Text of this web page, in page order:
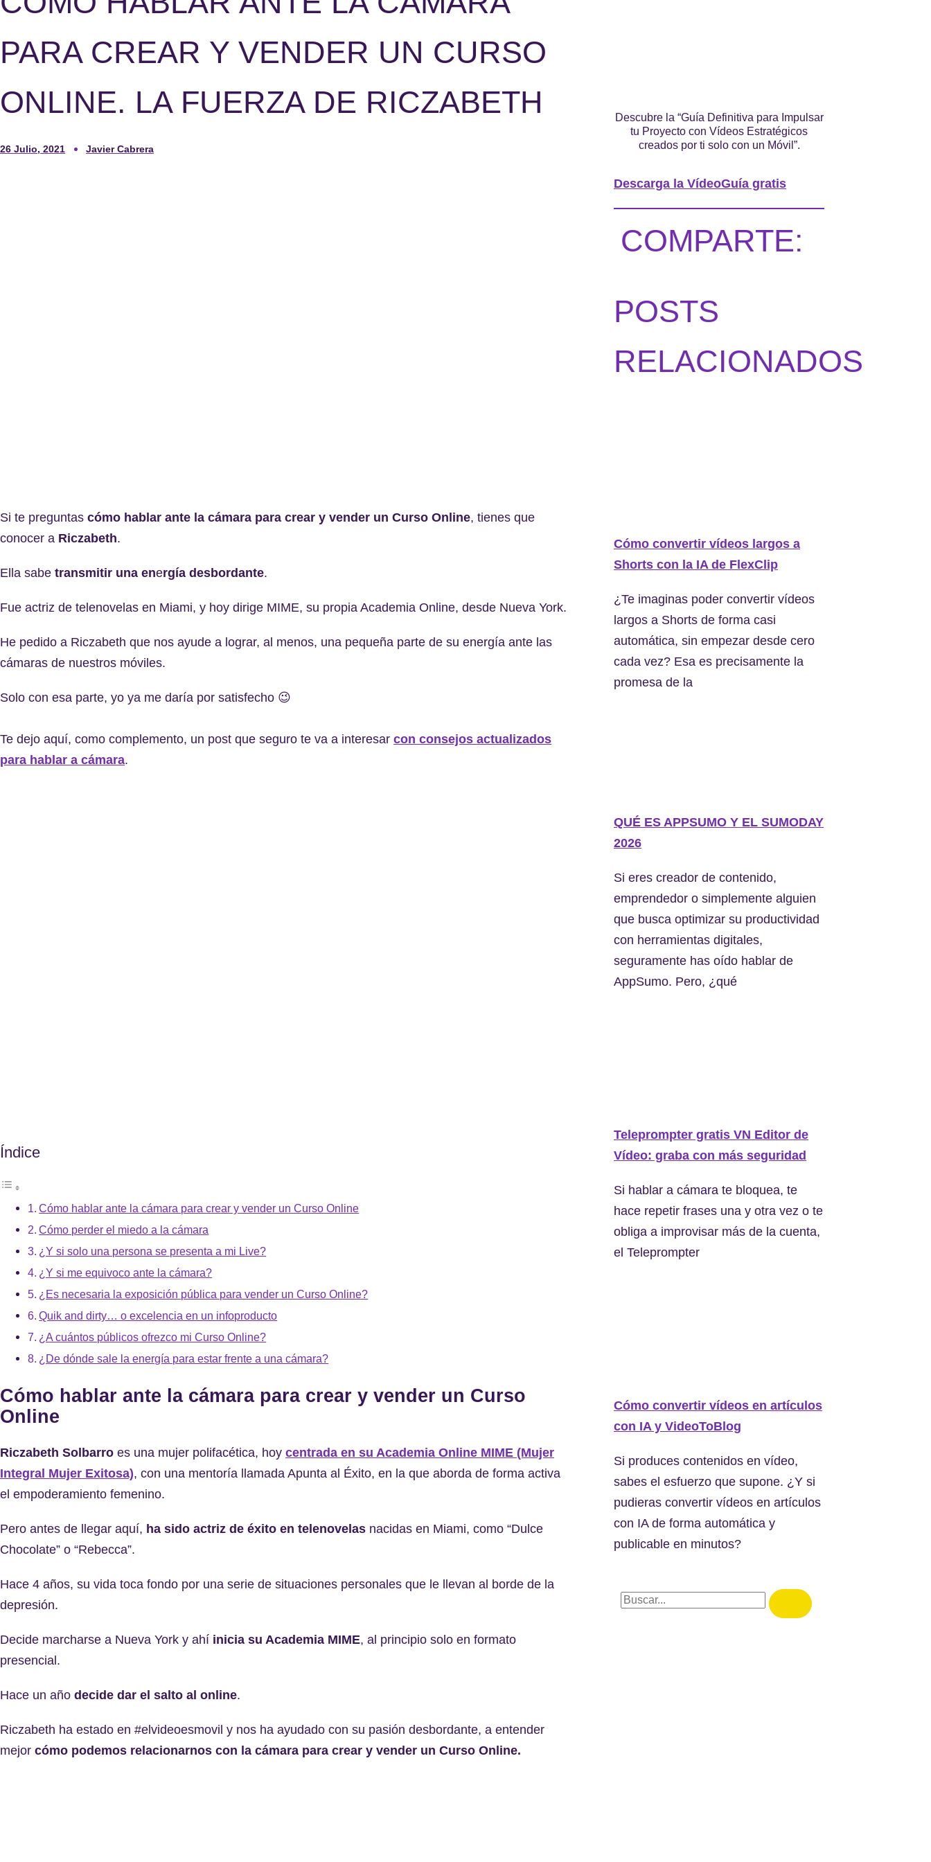
PARA CREAR Y VENDER UN CURSO
ONLINE. LA FUERZA DE RICZABETH
26 Julio, 2021 Javier Cabrera
Si te preguntas cómo hablar ante la cámara para crear y vender un Curso Online, tienes que
conocer a Riczabeth.
Ella sabe transmitir una energía desbordante.
Fue actriz de telenovelas en Miami, y hoy dirige MIME, su propia Academia Online, desde Nueva York.
He pedido a Riczabeth que nos ayude a lograr, al menos, una pequeña parte de su energía ante las
cámaras de nuestros móviles.
Solo con esa parte, yo ya me daría por satisfecho 😉
Te dejo aquí, como complemento, un post que seguro te va a interesar con consejos actualizados
para hablar a cámara.
Índice
Cómo hablar ante la cámara para crear y vender un Curso Online
Cómo perder el miedo a la cámara
¿Y si solo una persona se presenta a mi Live?
¿Y si me equivoco ante la cámara?
¿Es necesaria la exposición pública para vender un Curso Online?
Quik and dirty… o excelencia en un infoproducto
¿A cuántos públicos ofrezco mi Curso Online?
¿De dónde sale la energía para estar frente a una cámara?
Cómo hablar ante la cámara para crear y vender un Curso
Online
Riczabeth Solbarro es una mujer polifacética, hoy centrada en su Academia Online MIME (Mujer
Integral Mujer Exitosa), con una mentoría llamada Apunta al Éxito, en la que aborda de forma activa
el empoderamiento femenino.
Pero antes de llegar aquí, ha sido actriz de éxito en telenovelas nacidas en Miami, como “Dulce
Chocolate” o “Rebecca”.
Hace 4 años, su vida toca fondo por una serie de situaciones personales que le llevan al borde de la
depresión.
Decide marcharse a Nueva York y ahí inicia su Academia MIME, al principio solo en formato
presencial.
Hace un año decide dar el salto al online.
Riczabeth ha estado en #elvideoesmovil y nos ha ayudado con su pasión desbordante, a entender
mejor cómo podemos relacionarnos con la cámara para crear y vender un Curso Online.
Descubre la “Guía Definitiva para Impulsar
tu Proyecto con Vídeos Estratégicos
creados por ti solo con un Móvil”.
Descarga la VídeoGuía gratis
COMPARTE:
POSTS
RELACIONADOS
Cómo convertir vídeos largos a
Shorts con la IA de FlexClip
¿Te imaginas poder convertir vídeos
largos a Shorts de forma casi
automática, sin empezar desde cero
cada vez? Esa es precisamente la
promesa de la
QUÉ ES APPSUMO Y EL SUMODAY
2026
Si eres creador de contenido,
emprendedor o simplemente alguien
que busca optimizar su productividad
con herramientas digitales,
seguramente has oído hablar de
AppSumo. Pero, ¿qué
Teleprompter gratis VN Editor de
Vídeo: graba con más seguridad
Si hablar a cámara te bloquea, te
hace repetir frases una y otra vez o te
obliga a improvisar más de la cuenta,
el Teleprompter
Cómo convertir vídeos en artículos
con IA y VideoToBlog
Si produces contenidos en vídeo,
sabes el esfuerzo que supone. ¿Y si
pudieras convertir vídeos en artículos
con IA de forma automática y
publicable en minutos?